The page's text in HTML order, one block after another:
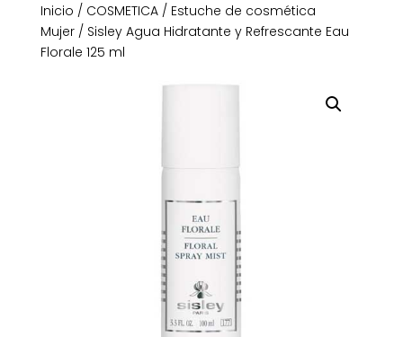
Inicio / COSMETICA/ Estuche de cosmética
Mujer/ Sisley Agua Hidratante y Refrescante Eau
Florale 125 ml